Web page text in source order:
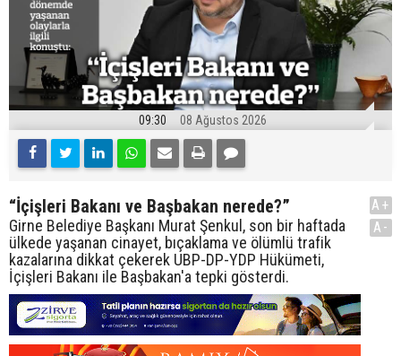
09:30 08 Ağustos 2026
“İçişleri Bakanı ve Başbakan nerede?”
Girne Belediye Başkanı Murat Şenkul, son bir haftada
ülkede yaşanan cinayet, bıçaklama ve ölümlü trafik
kazalarına dikkat çekerek UBP-DP-YDP Hükümeti,
İçişleri Bakanı ile Başbakan'a tepki gösterdi.
A+
A-